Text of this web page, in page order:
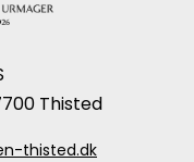
Thisted
thisted.dk